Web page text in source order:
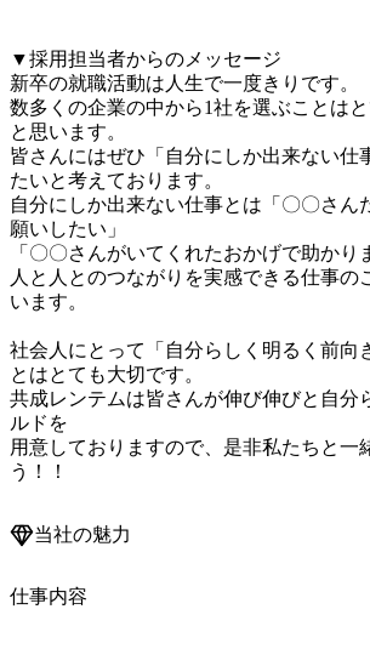
▼採用担当者からのメッセージ
新卒の就職活動は人生で一度きりです。
数多くの企業の中から1社を選ぶことは
と思います。
皆さんにはぜひ「自分にしか出来ない仕
たいと考えております。
自分にしか出来ない仕事とは「〇〇さん
願いしたい」
「〇〇さんがいてくれたおかげで助かり
人と人とのつながりを実感できる仕事の
います。
社会人にとって「自分らしく明るく前向
とはとても大切です。
共成レンテムは皆さんが伸び伸びと自分
ルドを
用意しておりますので、是非私たちと一
当社の魅力
仕事内容